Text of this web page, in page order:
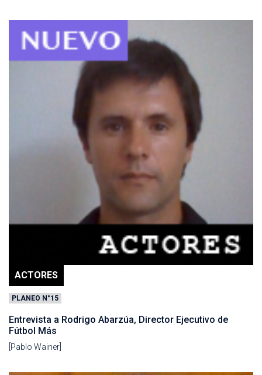
ACTORES
PLANEO N°15
Entrevista a Rodrigo Abarzúa, Director Ejecutivo de
Fútbol Más
[Pablo Wainer]